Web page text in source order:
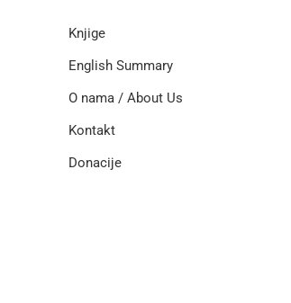
Knjige
English Summary
O nama / About Us
Kontakt
Donacije